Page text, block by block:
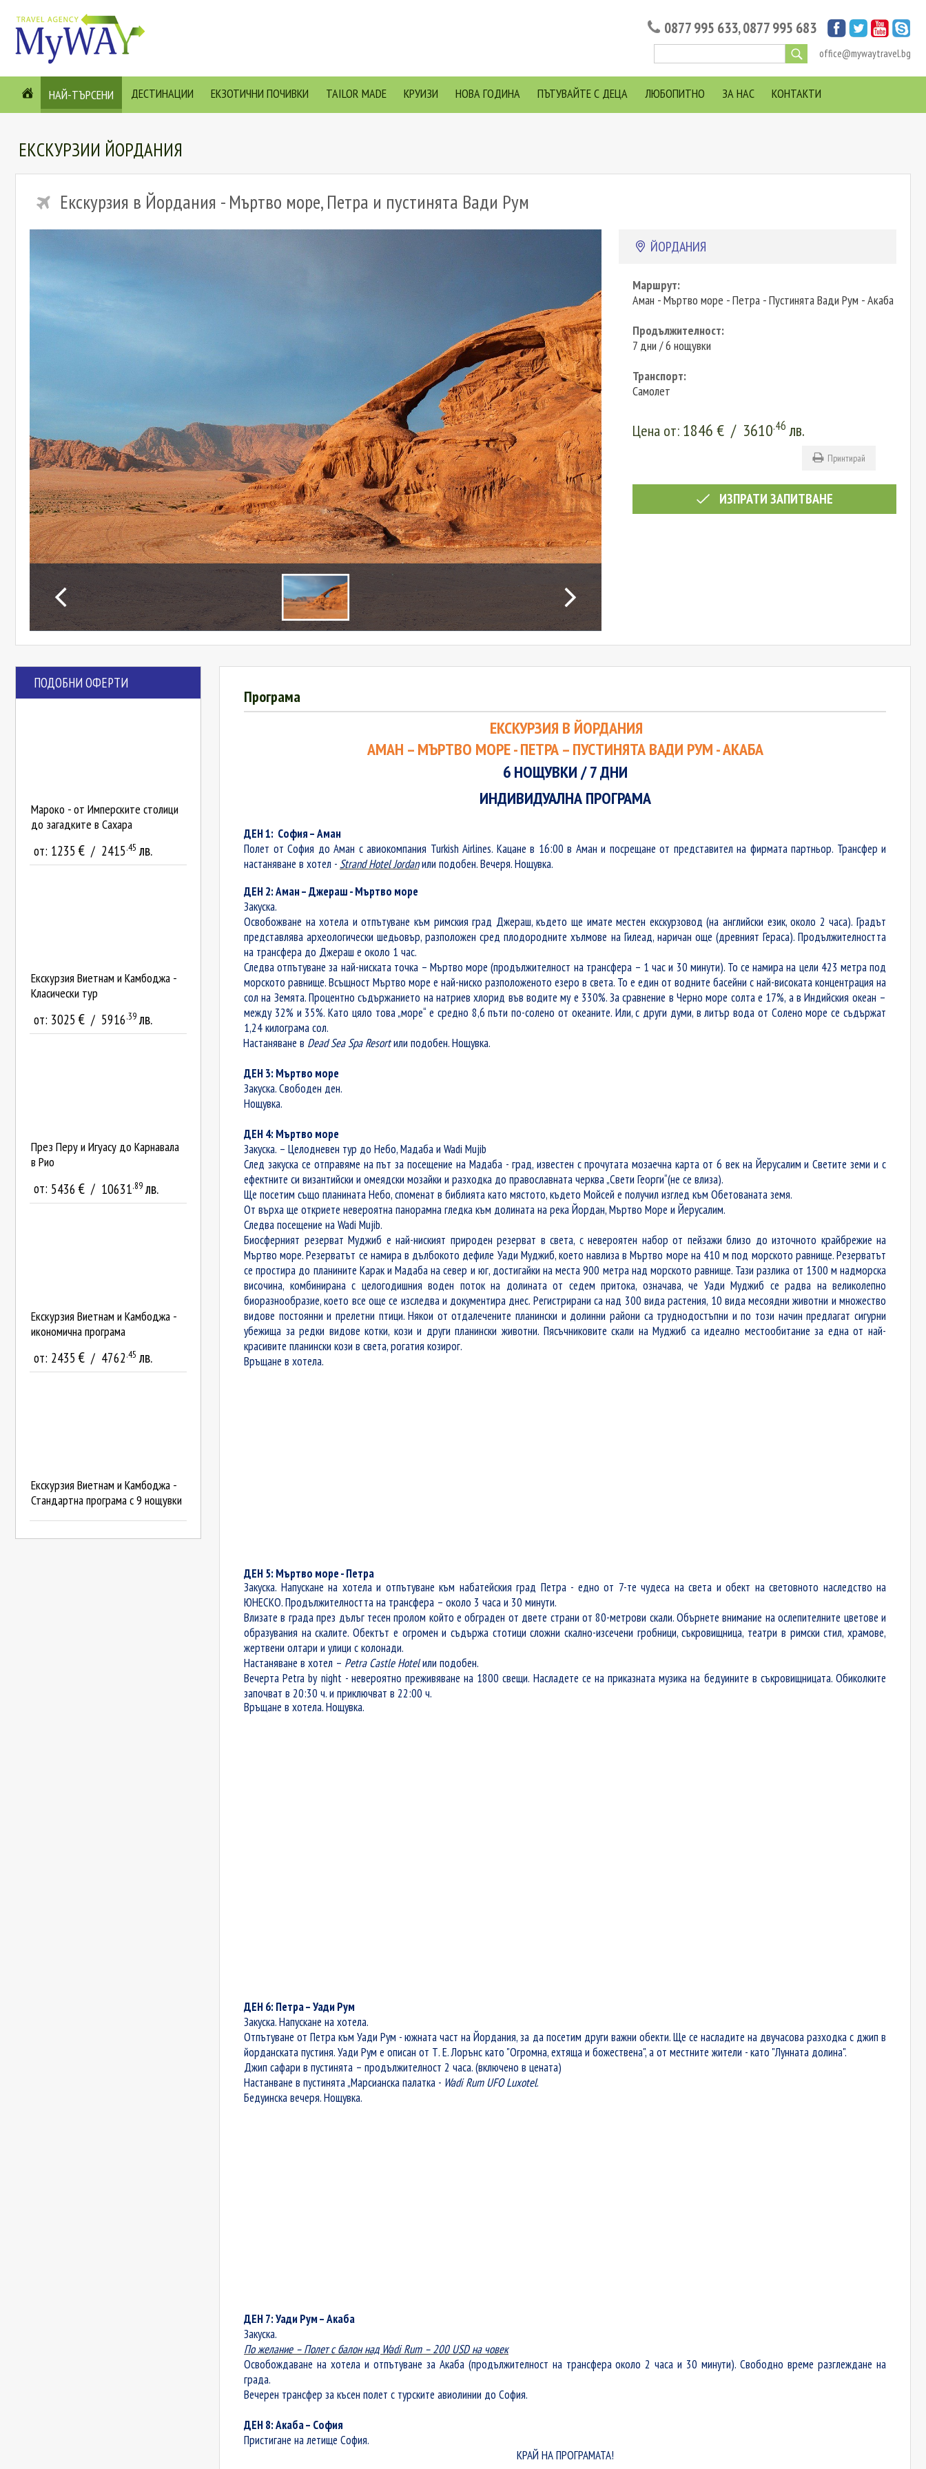
0877 995 633,0877 995 683
office@mywaytravel.bg
НАЙ-ТЪРСЕНИ ДЕСТИНАЦИИ ЕКЗОТИЧНИ ПОЧИВКИ TAILOR MADE КРУИЗИ НОВА ГОДИНА ПЪТУВАЙТЕ С ДЕЦА ЛЮБОПИТНО ЗА НАС КОНТАКТИ
ЕКСКУРЗИИ ЙОРДАНИЯ
Екскурзия в Йордания - Мъртво море, Петра и пустинята Вади Рум
ЙОРДАНИЯ
Маршрут:
Аман - Мъртво море - Петра - Пустинята Вади Рум - Акаба
Продължителност:
7 дни / 6 нощувки
Транспорт:
Самолет
Цена от: 1846€ / 3610.46 лв.
Принтирай
ИЗПРАТИ ЗАПИТВАНЕ
ПОДОБНИ ОФЕРТИ
Мароко - от Имперските столици
до загадките в Сахара
от: 1235 € / 2415.45 лв.
Екскурзия Виетнам и Камбоджа -
Класически тур
от: 3025 € / 5916.39 лв.
През Перу и Игуасу до Карнавала
в Рио
от: 5436 € / 10631.89 лв.
Екскурзия Виетнам и Камбоджа -
икономична програма
от: 2435 € / 4762.45 лв.
Екскурзия Виетнам и Камбоджа -
Стандартна програма с 9 нощувки
Програма
ЕКСКУРЗИЯ В ЙОРДАНИЯ
АМАН – МЪРТВО МОРЕ -ПЕТРА – ПУСТИНЯТА ВАДИ РУМ - АКАБА
6 НОЩУВКИ/ 7 ДНИ
ИНДИВИДУАЛНА ПРОГРАМА
ДЕН 1: София – Аман
Полет от София доАман с авиокомпания Turkish Airlines. Кацане в 16:00 в Аман и посрещане от представител на фирмата партньор. Трансфер и
настаняване в хотел -Strand Hotel Jordanили подобен. Вечеря. Нощувка.
ДЕН 2: Аман – Джераш - Мъртво море
Закуска.
Освобожване на хотела и отпътуване към римския град Джераш, където ще имате местен екскурзовод (на английски език, около 2 часа). Градът
представлява археологически шедьовър, разположен сред плодородните хълмове на Гилеад, наричан още (древният Гераса). Продължителността
на трансфера до Джераш е около 1 час.
Следва отпътуване за най-ниската точка – Мъртво море (продължителност на трансфера – 1 час и 30 минути). То се намира на цели 423 метра под
морското равнище. Всъщност Мъртво море е най-ниско разположеното езеро в света. То е един от водните басейни с най-високата концентрация на
сол на Земята. Процентно съдържанието на натриев хлорид във водите му е 330%. За сравнение в Черно море солта е 17%, а в Индийския океан –
между 32% и 35%. Като цяло това „море“ е средно 8,6 пъти по-солено от океаните. Или, с други думи, в литър вода от Солено море се съдържат
1,24 килограма сол.
Настаняване в Dead Sea Spa Resortили подобен. Нощувка.
ДЕН 3: Мъртво море
Закуска. Свободен ден.
Нощувка.
ДЕН 4: Мъртво море
Закуска. –Целодневен тур до Небо, Мадаба иWadi Mujib
След закуска се отправяме на път за посещение на Мадаба - град, известен с прочутата мозаечна карта от 6 век на Йерусалим и Светите земи и с
ефектните си византийски и омеядски мозайки иразходка до православната черква„Свети Георги“(не се влиза).
Ще посетим същопланината Небо, споменат в библията като мястото, където Мойсей е получил изглед към Обетованата земя.
От върха ще откриете невероятна панорамна гледка към долината на река Йордан, Мъртво Море и Йерусалим.
Следва посещение наWadi Mujib.
Биосферният резерват Муджиб е най-ниският природен резерват в света, с невероятен набор от пейзажи близо до източното крайбрежие на
Мъртво море. Резерватът се намира в дълбокото дефиле Уади Муджиб, което навлиза в Мъртво море на 410 м под морското равнище. Резерватът
се простира до планините Карак и Мадаба на север и юг, достигайки на места 900 метра над морското равнище. Тази разлика от 1300 м надморска
височина, комбинирана с целогодишния воден поток на долината от седем притока, означава, че Уади Муджиб се радва на великолепно
биоразнообразие, което все още се изследва и документира днес. Регистрирани са над 300 вида растения, 10 вида месоядни животни и множество
видове постоянни и прелетни птици. Някои от отдалечените планински и долинни райони са труднодостъпни и по този начин предлагат сигурни
убежища за редки видове котки, кози и други планински животни. Пясъчниковите скали на Муджиб са идеално местообитание за една от най-
красивите планински кози в света, рогатия козирог.
Връщане в хотела.
ДЕН 5: Мъртво море - Петра
Закуска. Напускане на хотела и отпътуване към набатейския град Петра - едно от 7-те чудеса на света и обект на световното наследство на
ЮНЕСКО. Продължителността на трансфера – около 3 часа и 30 минути.
Влизате в града през дълъг тесен пролом който е обграден от двете страни от 80-метрови скали. Обърнете внимание на ослепителните цветове и
образувания на скалите. Обектът е огромен и съдържа стотици сложни скално-изсечени гробници, съкровищница, театри в римски стил, храмове,
жертвени олтари и улици с колонади.
Настаняване в хотел – Petra Castle Hotelили подобен.
ВечертаPetra by night- невероятно преживяване на 1800 свещи. Насладете се наприказнатамузика на бедуините в съкровищницата. Обиколките
започват в 20:30 ч. и приключват в 22:00 ч.
Връщане в хотела. Нощувка.
ДЕН 6: Петра – Уади Рум
Закуска.Напускане на хотела.
Отпътуване от Петра къмУади Рум - южната част на Йордания, за да посетим други важни обекти. Ще се насладите на двучасова разходка с джип в
йорданската пустиня. Уади Рум е описан от Т. Е. Лорънс като "Огромна, ехтяща и божествена", а от местните жители - като "Лунната долина".
Джип сафари в пустинята – продължителност 2 часа. (включено в цената)
Настанване в пустинята „Марсианска палатка - Wadi Rum UFO Luxotel.
Бедуинска вечеря. Нощувка.
ДЕН 7: Уади Рум – Акаба
Закуска.
По желание – Полет с балон надWadi Rum – 200 USDна човек
Освобождаване на хотела и отпътуване за Акаба (продължителност на трансфера около 2 часа и 30 минути). Свободно време разглеждане на
града.
Вечерен трансфер за късен полет с турските авиолинии до София.
ДЕН 8: Акаба – София
Пристигане на летище София.
КРАЙ НА ПРОГРАМАТА!